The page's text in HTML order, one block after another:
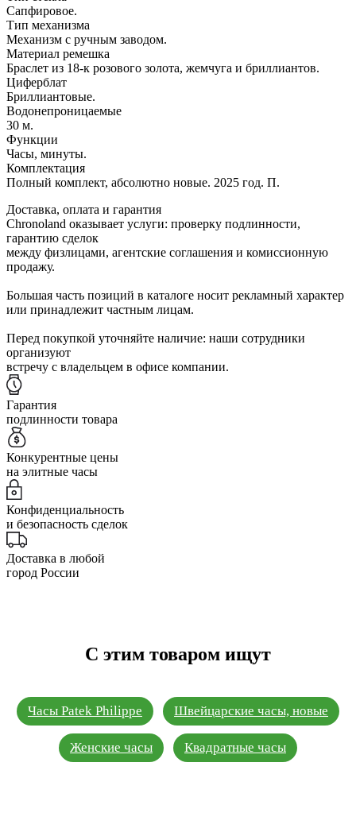
Сапфировое.
Тип механизма
Механизм с ручным заводом.
Материал ремешка
Браслет из 18-к розового золота, жемчуга и бриллиантов.
Циферблат
Бриллиантовые.
Водонепроницаемые
30 м.
Функции
Часы, минуты.
Комплектация
Полный комплект, абсолютно новые. 2025 год. П.
Доставка, оплата и гарантия
Chronoland оказывает услуги: проверку подлинности,
гарантию сделок
между физлицами, агентские соглашения и комиссионную
продажу.
Большая часть позиций в каталоге носит рекламный характер
или принадлежит частным лицам.
Перед покупкой уточняйте наличие: наши сотрудники
организуют
встречу с владельцем в офисе компании.
Гарантия
подлинности товара
Конкурентные цены
на элитные часы
Конфиденциальность
и безопасность сделок
Доставка в любой
город России
С этим товаром ищут
Часы Patek Philippe Швейцарские часы, новые
Женские часы Квадратные часы